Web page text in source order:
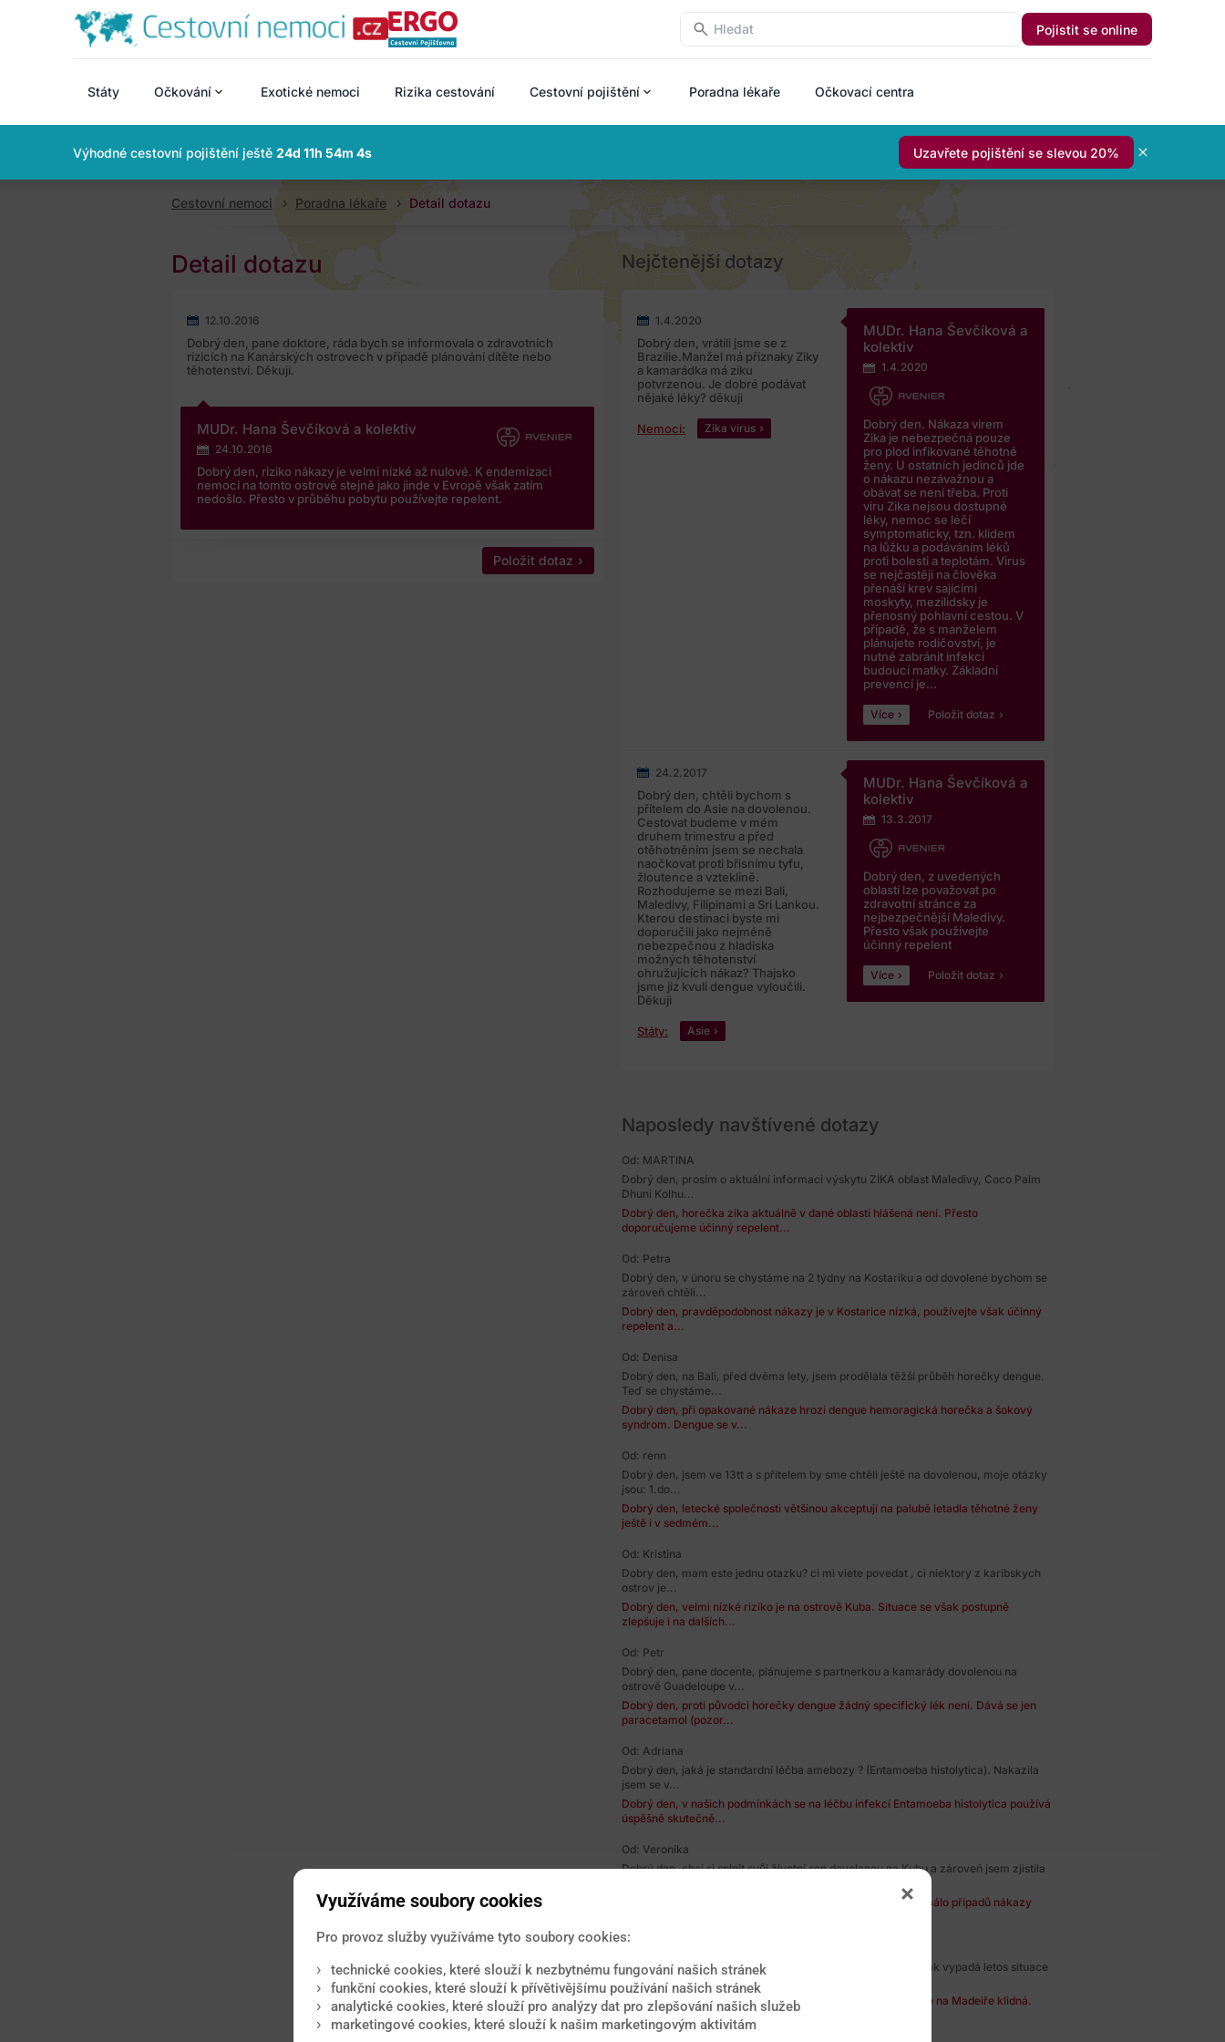
Pojistit se online
Státy Očkování Exotické nemoci Rizika cestování Cestovní pojištění Poradna lékaře Očkovací centra
Výhodné cestovní pojištění ještě 24d 11h 54m 4s Uzavřete pojištění se slevou 20%
Cestovní nemoci Poradna lékaře Detail dotazu
Detail dotazu
12.10.2016
Dobrý den, pane doktore, ráda bych se informovala o zdravotních
rizicích na Kanárských ostrovech v případě plánování dítěte nebo
těhotenství. Děkuji.
MUDr. Hana Ševčíková a kolektiv
24.10.2016
Dobrý den, riziko nákazy je velmi nízké až nulové. K endemizaci
nemoci na tomto ostrově stejně jako jinde v Evropě však zatím
nedošlo. Přesto v průběhu pobytu používejte repelent.
Položit dotaz
Nejčtenější dotazy
1.4.2020
Dobrý den, vrátili jsme se z
Brazilie.Manžel má příznaky Ziky
a kamarádka má ziku
potvrzenou. Je dobré podávat
nějaké léky? děkuji
Nemoci: Zika virus
MUDr. Hana Ševčíková a
kolektiv
1.4.2020
Dobrý den. Nákaza virem
Zika je nebezpečná pouze
pro plod infikované těhotné
ženy. U ostatních jedinců jde
o nákazu nezávažnou a
obávat se není třeba. Proti
viru Zika nejsou dostupné
léky, nemoc se léčí
symptomaticky, tzn. klidem
na lůžku a podáváním léků
proti bolesti a teplotám. Virus
se nejčastěji na člověka
přenáší krev sajícími
moskyty, mezilidsky je
přenosný pohlavní cestou. V
případě, že s manželem
plánujete rodičovství, je
nutné zabránit infekci
budoucí matky. Základní
prevencí je...
Více Položit dotaz
24.2.2017
Dobrý den, chtěli bychom s
přítelem do Asie na dovolenou.
Cestovat budeme v mém
druhem trimestru a před
otěhotněním jsem se nechala
naočkovat proti břisnímu tyfu,
žloutence a vzteklině.
Rozhodujeme se mezi Bali,
Maledivy, Filipinami a Sri Lankou.
Kterou destinaci byste mi
doporučili jako nejméně
nebezpečnou z hladiska
možných těhotenství
ohružujících nákaz? Thajsko
jsme jiz kvuli dengue vyloučili.
Děkuji
Státy: Asie
MUDr. Hana Ševčíková a
kolektiv
13.3.2017
Dobrý den, z uvedených
oblastí lze považovat po
zdravotní stránce za
nejbezpečnější Maledivy.
Přesto však používejte
účinný repelent
Více Položit dotaz
Naposledy navštívené dotazy
Od: MARTINA
Dobrý den, prosím o aktuální informaci výskytu ZIKA oblast Maledivy, Coco Palm
Dhuni Kolhu...
Dobrý den, horečka zika aktuálně v dané oblasti hlášená není. Přesto
doporučujeme účinný repelent...
Od: Petra
Dobrý den, v únoru se chystáme na 2 týdny na Kostariku a od dovolené bychom se
zároveň chtěli...
Dobrý den, pravděpodobnost nákazy je v Kostarice nízká, používejte však účinný
repelent a...
Od: Denisa
Dobrý den, na Bali, před dvěma lety, jsem prodělala těžší průběh horečky dengue.
Teď se chystáme...
Dobrý den, při opakované nákaze hrozí dengue hemoragická horečka a šokový
syndrom. Dengue se v...
Od: renn
Dobrý den, jsem ve 13tt a s přítelem by sme chtěli ještě na dovolenou, moje otázky
jsou: 1.do...
Dobrý den, letecké společnosti většinou akceptují na palubě letadla těhotné ženy
ještě i v sedmém...
Od: Kristina
Dobry den, mam este jednu otazku? ci mi viete povedat , ci niektory z karibskych
ostrov je...
Dobrý den, velmi nízké riziko je na ostrově Kuba. Situace se však postupně
zlepšuje i na dalších...
Od: Petr
Dobrý den, pane docente, plánujeme s partnerkou a kamarády dovolenou na
ostrově Guadeloupe v...
Dobrý den, proti původci horečky dengue žádný specifický lék není. Dává se jen
paracetamol (pozor...
Od: Adriana
Dobrý den, jaká je standardní léčba amebozy ? (Entamoeba histolytica). Nakazila
jsem se v...
Dobrý den, v našich podmínkách se na léčbu infekcí Entamoeba histolytica používá
úspěšně skutečně...
Od: Veronika
Dobrý den, chci si splnit svůj životní sen dovolenou na Kubu a zároveň jsem zjistila
Dobrý den, dosud bylo na Kubě zaznamenaných jen velmi málo případů nákazy
Dobrý den, v červnu chceme jet s manželem na Madeiru. Jak vypadá letos situace
na tomto ostrově...
Dobrý den, v posledních letech byla epidemiologická situace na Madeiře klidná.
Stačí běžná...
Využíváme soubory cookies
Pro provoz služby využíváme tyto soubory cookies:
technické cookies, které slouží k nezbytnému fungování našich stránek
funkční cookies, které slouží k přívětivějšímu používání našich stránek
analytické cookies, které slouží pro analýzy dat pro zlepšování našich služeb
marketingové cookies, které slouží k našim marketingovým aktivitám